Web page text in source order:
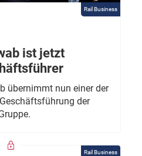
Rail Business
ist jetzt
übernimmt nun einer der
der
Rail Business